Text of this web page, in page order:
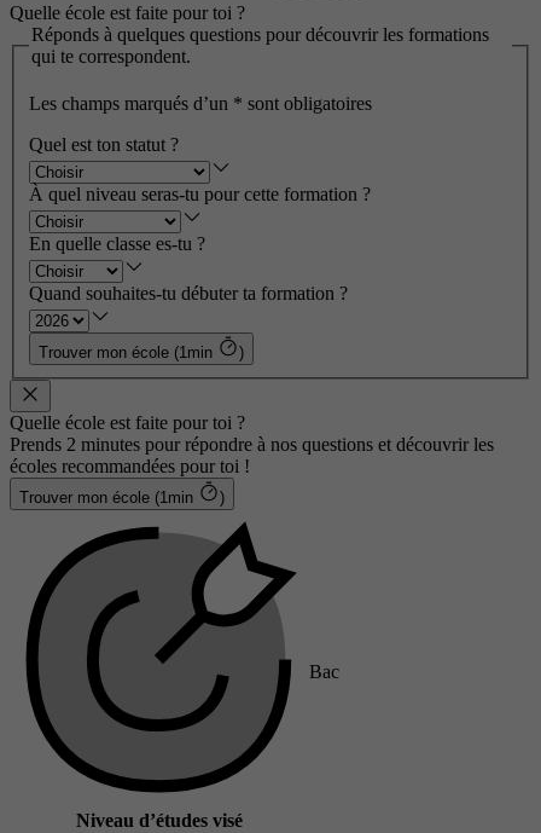
Quelle école est faite pour toi ?
Réponds à quelques questions pour découvrir les formations
qui te correspondent.
Les champs marqués d’un * sont obligatoires
Quel est ton statut ?
À quel niveau seras-tu pour cette formation ?
En quelle classe es-tu ?
Quand souhaites-tu débuter ta formation ?
Trouver mon école (1min )
Quelle école est faite pour toi ?
Prends 2 minutes pour répondre à nos questions et découvrir les
écoles recommandées pour toi !
Trouver mon école (1min )
Niveau d’études visé
Bac